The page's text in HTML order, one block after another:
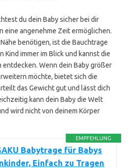
du dein Baby sicher bei dir
eine angenehme Zeit ermöglichen.
benötigen, ist die Bauchtrage
Kind immer im Blick und kannst die
entdecken. Wenn dein Baby größer
möchte, bietet sich die
das Gewicht gut und lässt dich
kann dein Baby die Welt
wird nicht von deinem Körper
EMPFEHLUNG
Babytrage für Babys
Einfach zu Tragen